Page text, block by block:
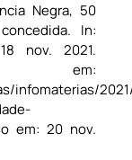
Negra, 50
In:
nov. 2021.
em:
infomaterias/
em: 20 nov.